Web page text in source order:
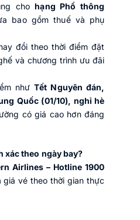
chohạng Phổ thông
bao gồm thuế và phụ
đổi theo thời điểm đặt
và chương trình ưu đãi
nhưTết Nguyên đán,
Quốc (01/10), nghỉ hè
có giá cao hơn đáng
xác theo ngày bay?
Airlines – Hotline 1900
giá vé theo thời gian thực